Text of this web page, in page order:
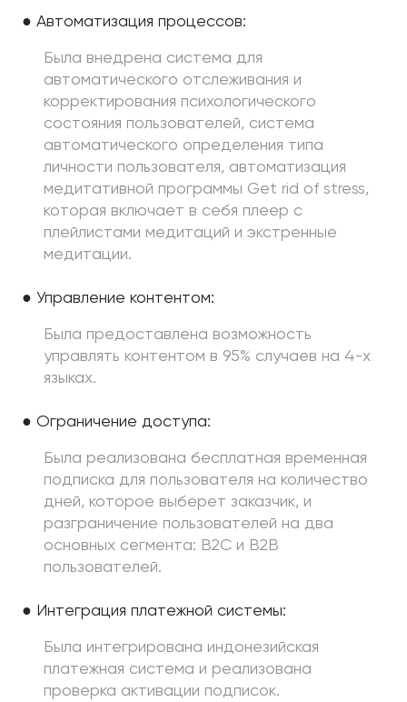
● Автоматизация процессов:
Была внедрена система для
автоматического отслеживания и
корректирования психологического
состояния пользователей, система
автоматического определения типа
личности пользователя, автоматизация
медитативной программы Get rid of stress,
которая включает в себя плеер с
плейлистами медитаций и экстренные
медитации.
● Управление контентом:
Была предоставлена возможность
управлять контентом в 95% случаев на 4-х
языках.
● Ограничение доступа:
Была реализована бесплатная временная
подписка для пользователя на количество
дней, которое выберет заказчик, и
разграничение пользователей на два
основных сегмента: B2C и B2B
пользователей.
● Интеграция платежной системы:
Была интегрирована индонезийская
платежная система и реализована
проверка активации подписок.